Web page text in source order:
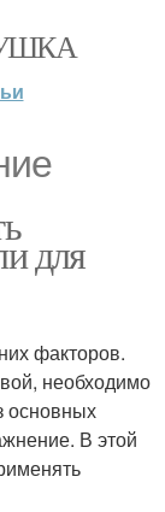
для
факторов.
необходимо
основных
В этой